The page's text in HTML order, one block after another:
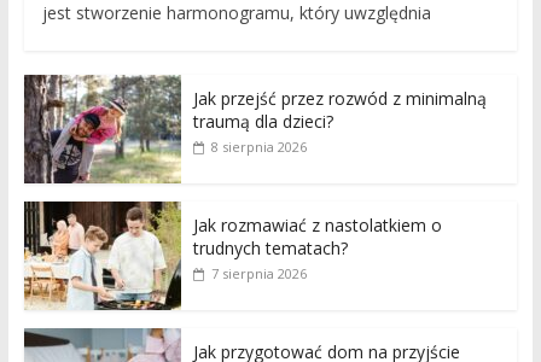
jest stworzenie harmonogramu, który uwzględnia
Jak przejść przez rozwód z minimalną
traumą dla dzieci?
8 sierpnia 2026
Jak rozmawiać z nastolatkiem o
trudnych tematach?
7 sierpnia 2026
Jak przygotować dom na przyjście